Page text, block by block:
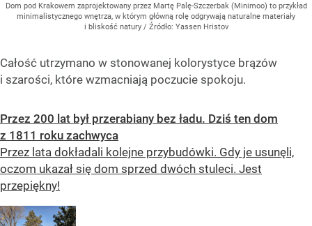
Dom pod Krakowem zaprojektowany przez Martę Palę-Szczerbak (Minimoo) to przykład
minimalistycznego wnętrza, w którym główną rolę odgrywają naturalne materiały
i bliskość natury / Źródło: Yassen Hristov
Całość utrzymano w stonowanej kolorystyce brązów
i szarości, które wzmacniają poczucie spokoju.
Przez 200 lat był przerabiany bez ładu. Dziś ten dom
z 1811 roku zachwyca
Przez lata dokładali kolejne przybudówki. Gdy je usunęli,
oczom ukazał się dom sprzed dwóch stuleci. Jest
przepiękny!